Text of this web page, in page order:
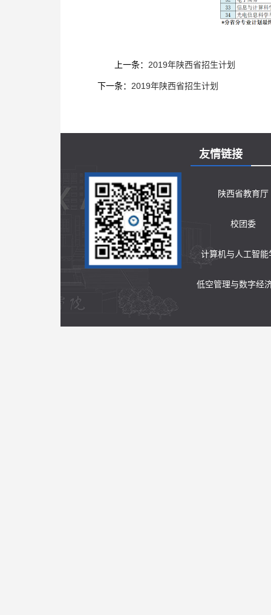
上一条： 2019年陕西省招生计划
下一条： 2019年陕西省招生计划
友情链接
陕西省教育厅
校团委
计算机与人工智能
低空管理与数字经